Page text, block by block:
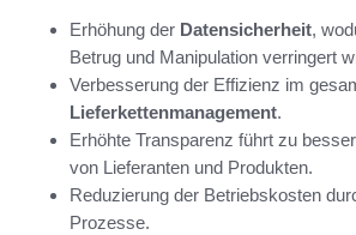
Erhöhung der Datensicherheit,
Betrug und Manipulation verringert
Verbesserung der Effizienz im
Lieferkettenmanagement.
Erhöhte Transparenz führt zu
von Lieferanten und Produkten.
Reduzierung der Betriebskosten
Prozesse.